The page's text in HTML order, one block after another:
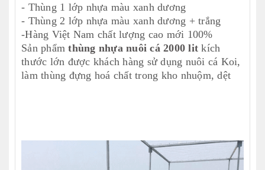
- Thùng 1 lớp nhựa màu xanh dương
- Thùng 2 lớp nhựa màu xanh dương + trắng
-Hàng Việt Nam chất lượng cao mới 100%
Sản phẩmthùng nhựa nuôi cá 2000 lit kích
thước lớn được khách hàng sử dụng nuôi cá Koi,
làm thùng đựng hoá chất trong kho nhuộm, dệt